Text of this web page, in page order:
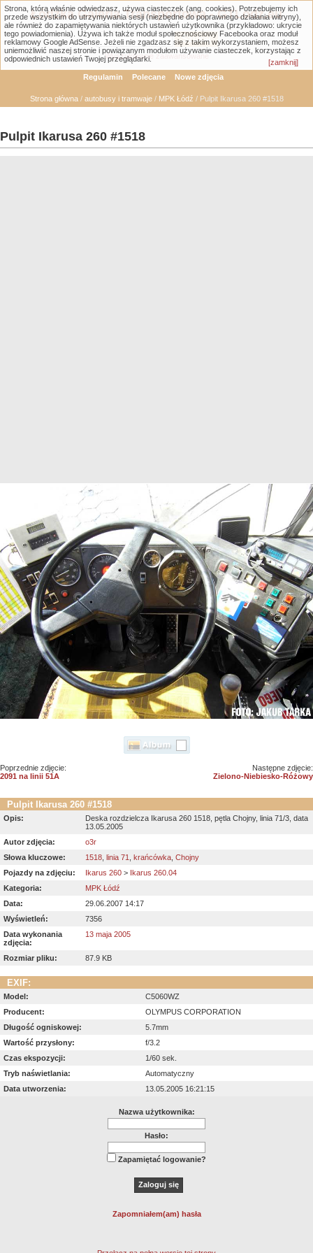
Łódzka Galeria Transportowa - GTLodz.eu
Wyszukiwanie zaawansowane
Regulamin Polecane Nowe zdjęcia
Strona główna/ autobusy i tramwaje/ MPK Łódź / Pulpit Ikarusa 260 #1518
Pulpit Ikarusa 260 #1518
Poprzednie zdjęcie:
2091 na linii 51A
Następne zdjęcie:
Zielono-Niebiesko-Różowy
Pulpit Ikarusa 260 #1518
Opis:
Deska rozdzielcza Ikarusa 260 1518, pętla Chojny, linia 71/3, data
13.05.2005
Autor zdjęcia:
o3r
Słowa kluczowe:
1518 linia 71 krańcówka Chojny
Pojazdy na zdjęciu:
Ikarus 260 > Ikarus 260.04
Kategoria:
MPK Łódź
Data:
29.06.2007 14:17
Wyświetleń:
7356
Data wykonania
zdjęcia:
13 maja 2005
Rozmiar pliku: 87.9 KB
EXIF:
Model:
C5060WZ
Producent:
OLYMPUS CORPORATION
Długość ogniskowej:
5.7mm
Wartość przysłony:
f/3.2
Czas ekspozycji:
1/60 sek.
Tryb naświetlania:
Automatyczny
Data utworzenia:
13.05.2005 16:21:15
Nazwa użytkownika:
Hasło:
Zapamiętać logowanie?
Zapomniałem(am) hasła
Strona, którą właśnie odwiedzasz, używa ciasteczek (ang. cookies). Potrzebujemy ich
przede wszystkim do utrzymywania sesji (niezbędne do poprawnego działania witryny),
ale również do zapamiętywania niektórych ustawień użytkownika (przykładowo: ukrycie
tego powiadomienia). Używa ich także moduł społecznościowy Facebooka oraz moduł
reklamowy Google AdSense. Jeżeli nie zgadzasz się z takim wykorzystaniem, możesz
uniemożliwić naszej stronie i powiązanym modułom używanie ciasteczek, korzystając z
odpowiednich ustawień Twojej przeglądarki.
[zamknij]